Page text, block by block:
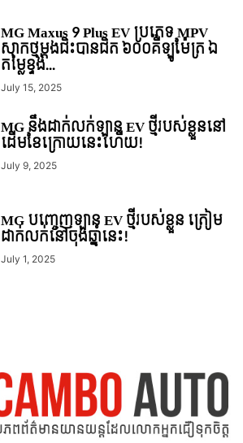
MG Maxus 9 Plus EV ប្រភេទ MPV
សាកថ្មម្តងជិះបានជិត ៦០០គីឡូម៉ែត្រ ឯ
តម្លៃខ្ទង់...
July 15, 2025
MG នឹងដាក់លក់ឡាន EV ថ្មីរបស់ខ្លួននៅ
ដើមខែក្រោយនេះហើយ!
July 9, 2025
MG​ បញ្ចេញឡាន EV ថ្មីរបស់ខ្លួន ត្រៀម
ដាក់លក់នៅចុងឆ្នាំនេះ!
July 1, 2025